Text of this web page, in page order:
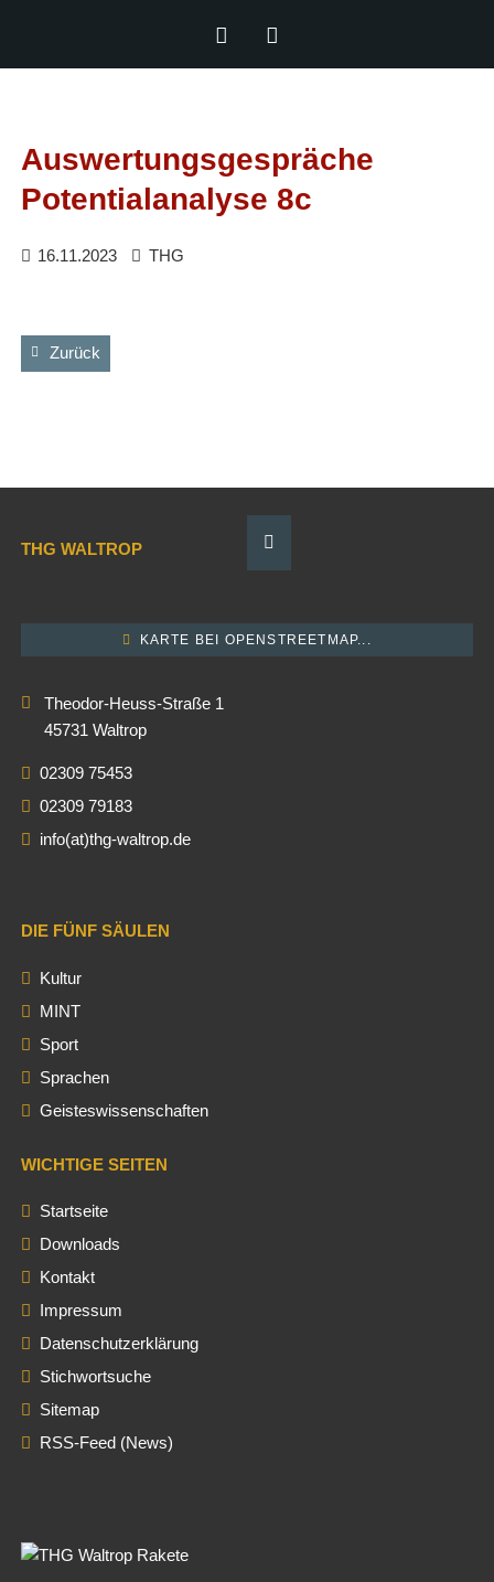
Auswertungsgespräche
Potentialanalyse 8c
16.11.2023 THG
Zurück
THG WALTROP
KARTE BEI OPENSTREETMAP...
Theodor-Heuss-Straße 1
45731 Waltrop
02309 75453
02309 79183
info(at)thg-waltrop.de
DIE FÜNF SÄULEN
Kultur
MINT
Sport
Sprachen
Geisteswissenschaften
WICHTIGE SEITEN
Startseite
Downloads
Kontakt
Impressum
Datenschutzerklärung
Stichwortsuche
Sitemap
RSS-Feed (News)